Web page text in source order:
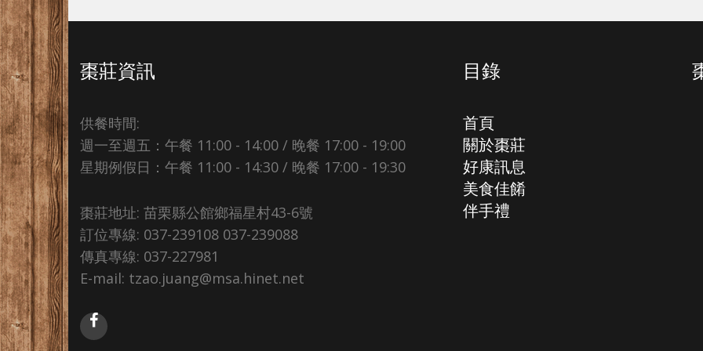
棗莊資訊
供餐時間:
週一至週五：午餐 11:00 - 14:00 / 晚餐 17:00 - 19:00
星期例假日：午餐 11:00 - 14:30 / 晚餐 17:00 - 19:30
棗莊地址: 苗栗縣公館鄉福星村43-6號
訂位專線: 037-239108 037-239088
傳真專線: 037-227981
E-mail: tzao.juang@msa.hinet.net
目錄
首頁
關於棗莊
好康訊息
美食佳餚
伴手禮